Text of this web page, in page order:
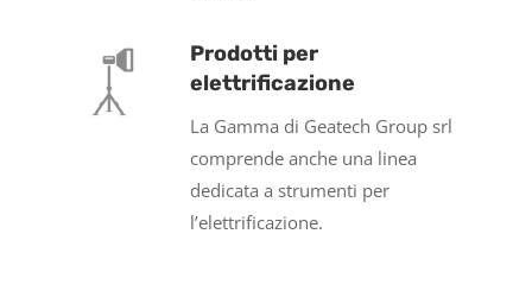
Prodotti per
elettrificazione
La Gamma di Geatech Group srl
comprende anche una linea
dedicata a strumenti per
l’elettrificazione.